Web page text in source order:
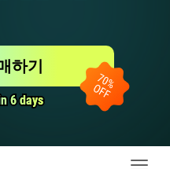
6 days
6 days
하기
전